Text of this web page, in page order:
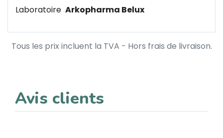
Laboratoire Arkopharma Belux
Tous les prix incluent la TVA - Hors frais de livraison.
Avis clients